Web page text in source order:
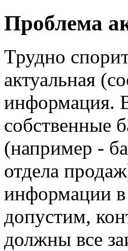
Проблема
Трудно
актуальная
информация.
собственные
(например -
отдела
информации в
допустим,
должны все